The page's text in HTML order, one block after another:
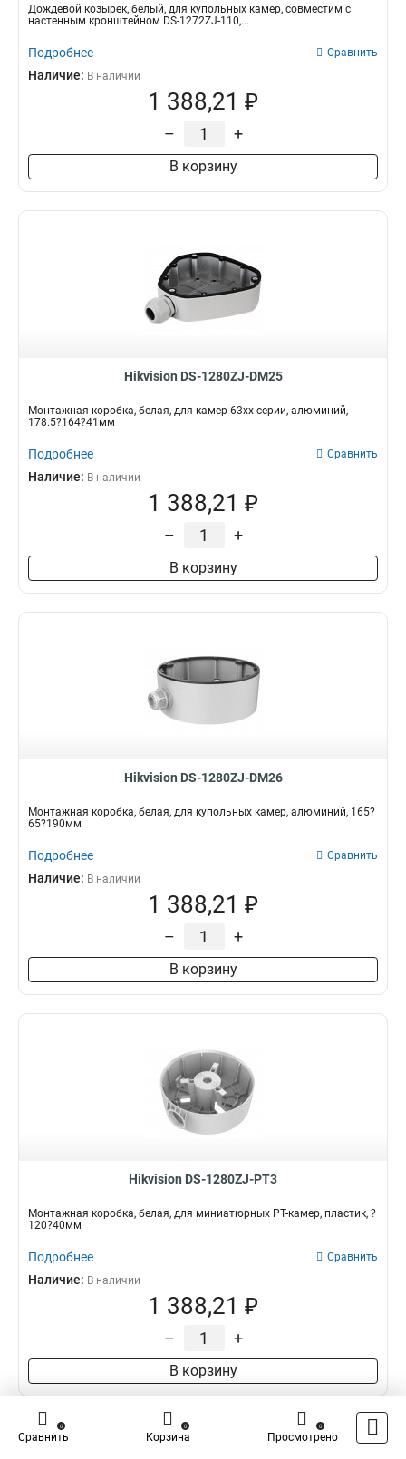
Дождевой козырек, белый, для купольных камер, совместим с
настенным кронштейном DS-1272ZJ-110,...
Подробнее Сравнить
Наличие: В наличии
1 388,21 ₽
– +
В корзину
Hikvision DS-1280ZJ-DM25
Монтажная коробка, белая, для камер 63хх серии, алюминий,
178.5?164?41мм
Подробнее Сравнить
Наличие: В наличии
1 388,21 ₽
– +
В корзину
Hikvision DS-1280ZJ-DM26
Монтажная коробка, белая, для купольных камер, алюминий, 165?
65?190мм
Подробнее Сравнить
Наличие: В наличии
1 388,21 ₽
– +
В корзину
Hikvision DS-1280ZJ-PT3
Монтажная коробка, белая, для миниатюрных PT-камер, пластик, ?
120?40мм
Подробнее Сравнить
Наличие: В наличии
1 388,21 ₽
– +
В корзину
Сравнить
0
Корзина
0
Просмотрено
0